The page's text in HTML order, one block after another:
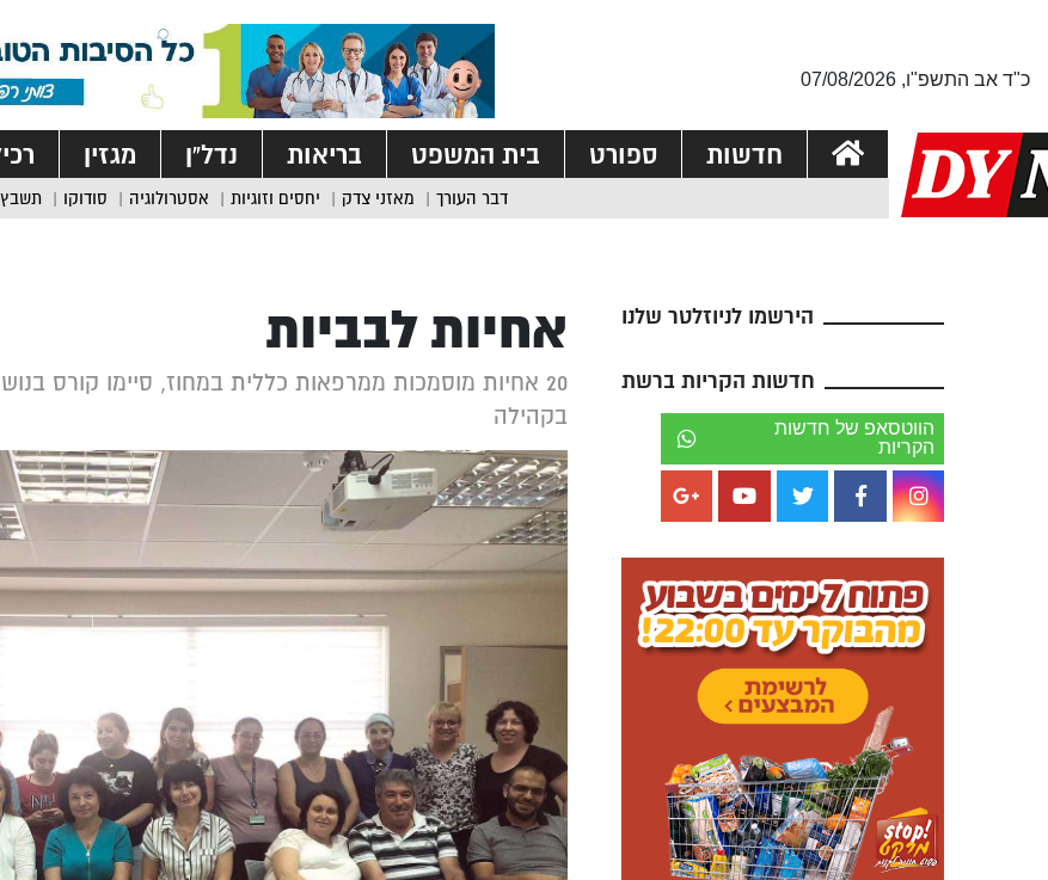
כ"ד אב התשפ"ו, 07/08/2026
חדשות ספורט בית המשפט בריאות נדל”ן מגזין
דבר העורך מאזני צדק יחסים וזוגיות אסטרולוגיה סודוקו תשבץ
הירשמו לניוזלטר שלנו
חדשות הקריות ברשת
הווטסאפ של חדשות
הקריות
אחיות לבביות
20 אחיות מוסמכות ממרפאות כללית במחוז, סיימו קורס
בקהילה